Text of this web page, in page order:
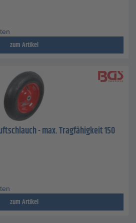
zum Artikel
- max. Tragfähigkeit 150
zum Artikel